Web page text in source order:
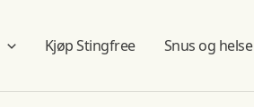
Kjøp Stingfree Snus og helse